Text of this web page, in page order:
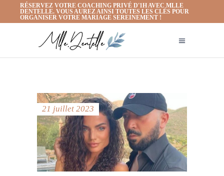
RÉSERVEZ VOTRE COACHING PRIVÉ D'1H AVEC MLLE
DENTELLE. VOUS AUREZ AINSI TOUTES LES CLÉS POUR
ORGANISER VOTRE MARIAGE SEREINEMENT !
21 juillet 2023